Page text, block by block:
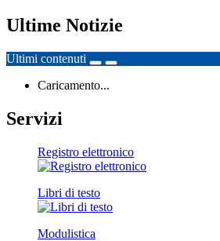
Ultime Notizie
Ultimi contenuti
Caricamento...
Servizi
Registro elettronico
Libri di testo
Modulistica